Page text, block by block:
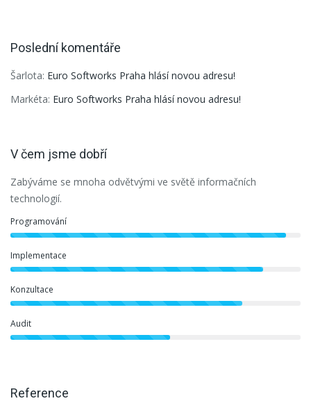
Poslední komentáře
Šarlota: Euro Softworks Praha hlásí novou adresu!
Markéta: Euro Softworks Praha hlásí novou adresu!
V čem jsme dobří
Zabýváme se mnoha odvětvými ve světě informačních
technologií.
Programování
Implementace
Konzultace
Audit
Reference